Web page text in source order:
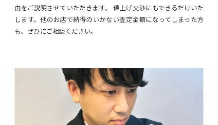
由をご説明させていただきます。 値上げ交渉にもできるだけいた
します。他のお店で納得のいかない査定金額になってしまった方
も、ぜひにご相談ください。